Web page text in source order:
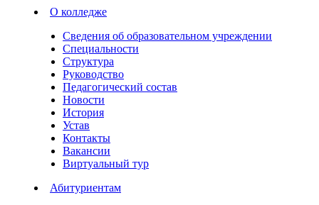
О колледже
Сведения об образовательном учреждении
Специальности
Структура
Руководство
Педагогический состав
Новости
История
Устав
Контакты
Вакансии
Виртуальный тур
Абитуриентам